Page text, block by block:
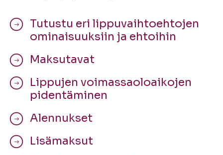
Tutustu eri lippuvaihtoehtojen
ominaisuuksiin ja ehtoihin
Maksutavat
Lippujen voimassaoloaikojen
pidentäminen
Alennukset
Lisämaksut